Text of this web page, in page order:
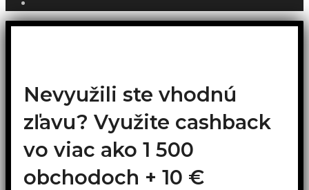
Nevyužili ste vhodnú
zľavu? Využite cashback
vo viac ako 1 500
obchodoch + 10 €